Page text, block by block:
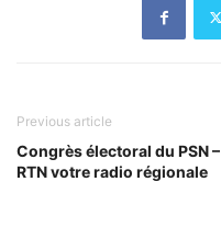
Previous article
Congrès électoral du PSN –
RTN votre radio régionale